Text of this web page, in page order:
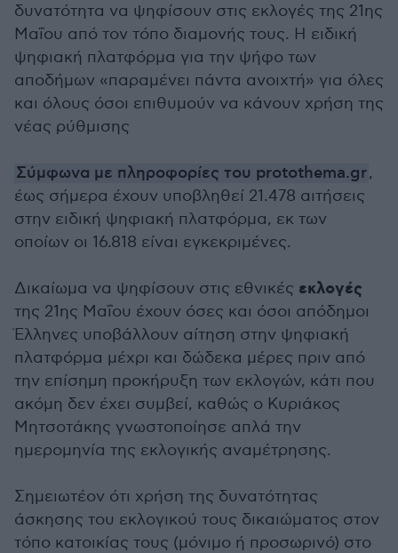
δυνατότητα να ψηφίσουν στις εκλογές της 21ης
Μαΐου από τον τόπο διαμονής τους. Η ειδική
ψηφιακή πλατφόρμα για την ψήφο των
αποδήμων «παραμένει πάντα ανοιχτή» για όλες
και όλους όσοι επιθυμούν να κάνουν χρήση της
νέας ρύθμισης
Σύμφωνα με πληροφορίες του protothema.gr,
έως σήμερα έχουν υποβληθεί 21.478 αιτήσεις
στην ειδική ψηφιακή πλατφόρμα, εκ των
οποίων οι 16.818 είναι εγκεκριμένες.
Δικαίωμα να ψηφίσουν στις εθνικές εκλογές
της 21ης Μαΐου έχουν όσες και όσοι απόδημοι
Έλληνες υποβάλλουν αίτηση στην ψηφιακή
πλατφόρμα μέχρι και δώδεκα μέρες πριν από
την επίσημη προκήρυξη των εκλογών, κάτι που
ακόμη δεν έχει συμβεί, καθώς ο Κυριάκος
Μητσοτάκης γνωστοποίησε απλά την
ημερομηνία της εκλογικής αναμέτρησης.
Σημειωτέον ότι χρήση της δυνατότητας
άσκησης του εκλογικού τους δικαιώματος στον
τόπο κατοικίας τους (μόνιμο ή προσωρινό) στο